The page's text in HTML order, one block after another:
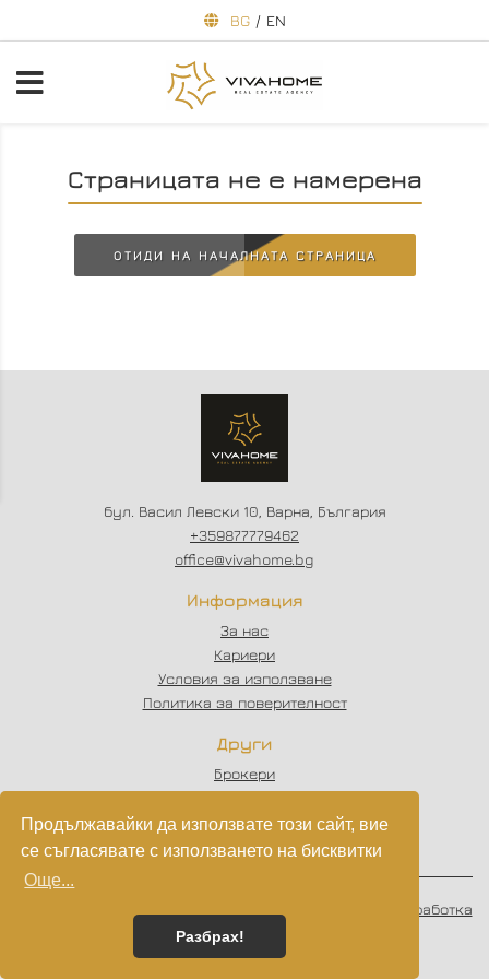
Продължавайки да използвате този сайт, вие
се съгласявате с използването на бисквитки
Още...
Разбрах!
BG / EN
Страницата не е намерена
ОТИДИ НА НАЧАЛНАТА СТРАНИЦА
бул. Васил Левски 10, Варна, България
+359877779462
office@vivahome.bg
Информация
За нас
Кариери
Условия за използване
Политика за поверителност
Други
Брокери
Отзиви
Статии
Партньори
Изработка
на софтуер